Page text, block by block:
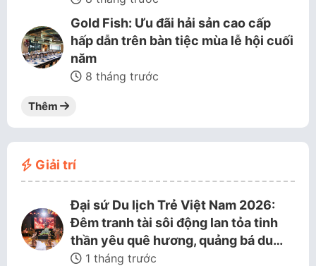
Gold Fish: Ưu đãi hải sản cao cấp
hấp dẫn trên bàn tiệc mùa lễ hội cuối
năm
8 tháng trước
Thêm
Giải trí
Đại sứ Du lịch Trẻ Việt Nam 2026:
Đêm tranh tài sôi động lan tỏa tinh
thần yêu quê hương, quảng bá du…
1 tháng trước